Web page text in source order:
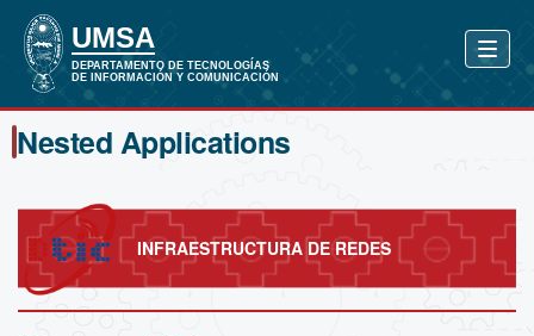
Nested Applications
INFRAESTRUCTURA DE REDES